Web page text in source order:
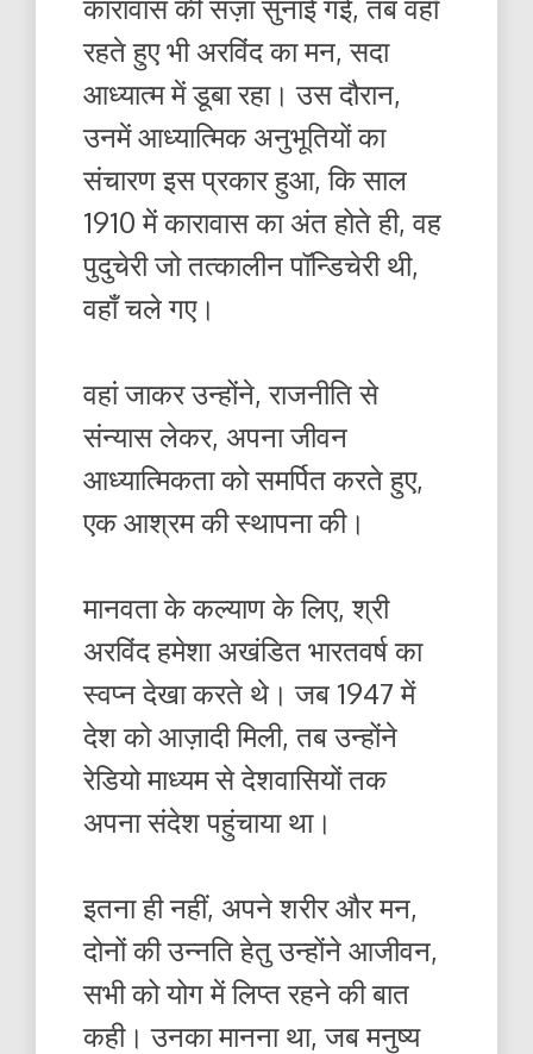
कारावास की सज़ा सुनाई गई, तब वहाँ
रहते हुए भी अरविंद का मन, सदा
आध्यात्म में डूबा रहा। उस दौरान,
उनमें आध्यात्मिक अनुभूतियों का
संचारण इस प्रकार हुआ, कि साल
1910 में कारावास का अंत होते ही, वह
पुदुचेरी जो तत्कालीन पॉन्डिचेरी थी,
वहाँ चले गए।
वहां जाकर उन्होंने, राजनीति से
संन्यास लेकर, अपना जीवन
आध्यात्मिकता को समर्पित करते हुए,
एक आश्रम की स्थापना की।
मानवता के कल्याण के लिए, श्री
अरविंद हमेशा अखंडित भारतवर्ष का
स्वप्न देखा करते थे। जब 1947 में
देश को आज़ादी मिली, तब उन्होंने
रेडियो माध्यम से देशवासियों तक
अपना संदेश पहुंचाया था।
इतना ही नहीं, अपने शरीर और मन,
दोनों की उन्नति हेतु उन्होंने आजीवन,
सभी को योग में लिप्त रहने की बात
कही। उनका मानना था, जब मनुष्य